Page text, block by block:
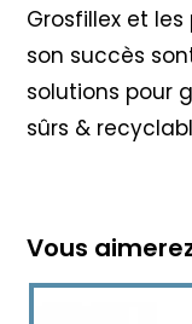
Grosfillex et
son succès
solutions pour
sûrs &
Vous